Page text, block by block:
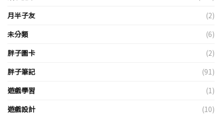
月半子友
(2)
未分類
(6)
胖子圖卡
(2)
胖子筆記
(91)
遊戲學習
(1)
遊戲設計
(10)